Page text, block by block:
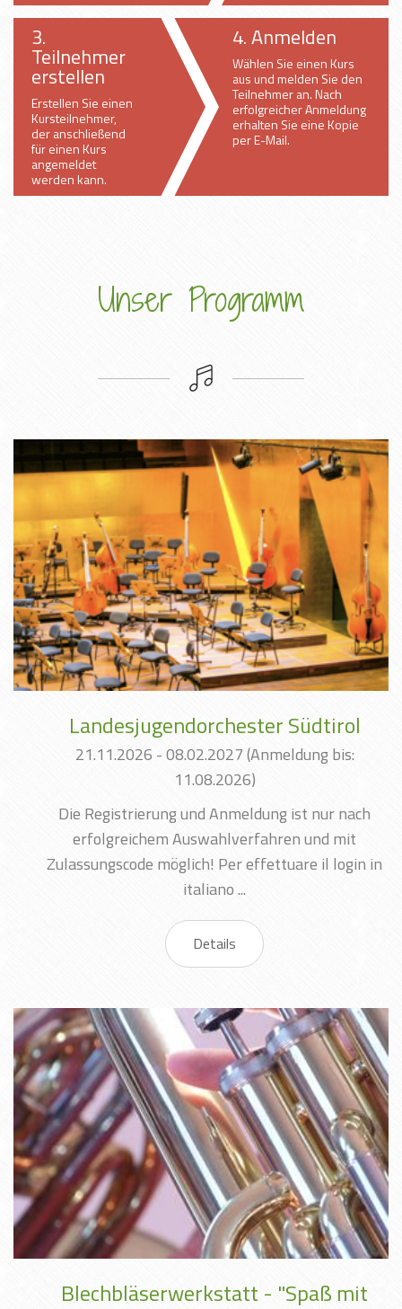
3.
Teilnehmer
erstellen
Erstellen Sie einen
Kursteilnehmer,
der anschließend
für einen Kurs
angemeldet
werden kann.
4. Anmelden
Wählen Sie einen Kurs
aus und melden Sie den
Teilnehmer an. Nach
erfolgreicher Anmeldung
erhalten Sie eine Kopie
per E-Mail.
Unser Programm
Landesjugendorchester Südtirol
21.11.2026 - 08.02.2027(Anmeldung bis:
11.08.2026)
Die Registrierung und Anmeldung ist nur nach
erfolgreichem Auswahlverfahren und mit
Zulassungscode möglich! Per effettuare il login in
italiano ...
Details
Blechbläserwerkstatt - "Spaß mit